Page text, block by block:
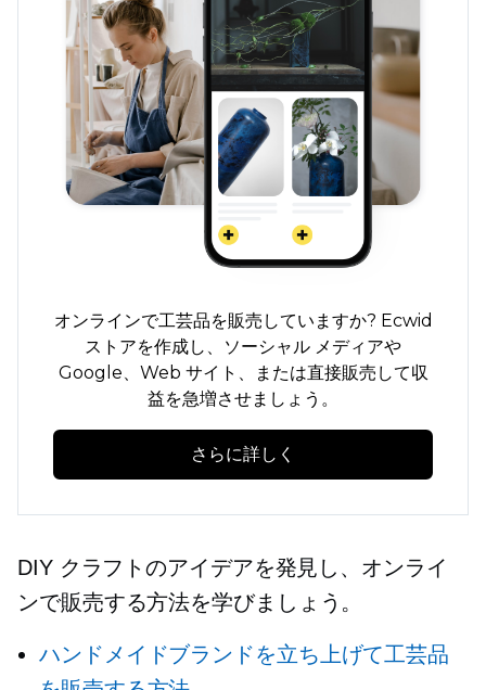
オンラインで工芸品を販売していますか? Ecwid
ストアを作成し、ソーシャル メディアや
Google、Web サイト、または直接販売して収
益を急増させましょう。
さらに詳しく
DIY クラフトのアイデアを発見し、オンライ
ンで販売する方法を学びましょう。
ハンドメイドブランドを立ち上げて工芸品